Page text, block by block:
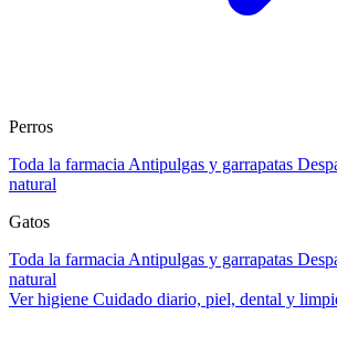
Perros
Toda la farmacia Antipulgas y garrapatas
natural
Gatos
Toda la farmacia Antipulgas y garrapatas
natural
Ver higiene Cuidado diario, piel, dental y